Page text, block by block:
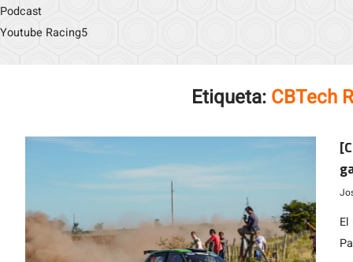
Podcast
Youtube Racing5
Etiqueta: CBTech